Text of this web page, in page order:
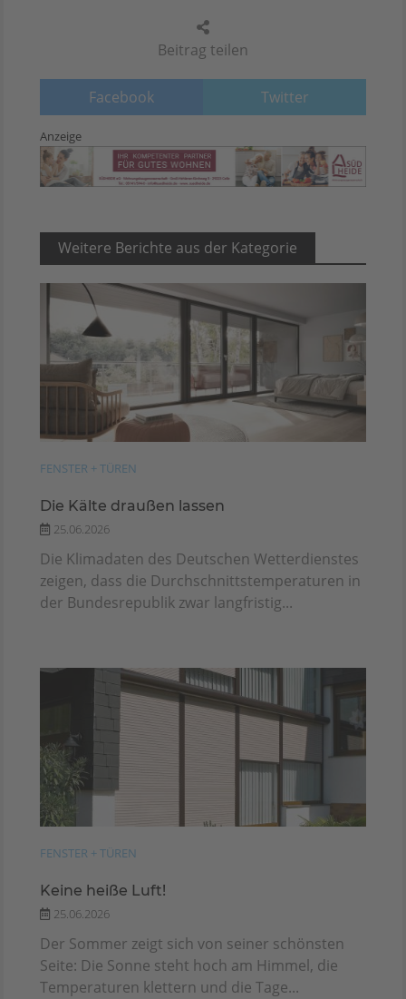
Beitrag teilen
Facebook Twitter
Anzeige
Weitere Berichte aus der Kategorie
FENSTER + TÜREN
Die Kälte draußen lassen
25.06.2026
Die Klimadaten des Deutschen Wetterdienstes
zeigen, dass die Durchschnittstemperaturen in
der Bundesrepublik zwar langfristig...
FENSTER + TÜREN
Keine heiße Luft!
25.06.2026
Der Sommer zeigt sich von seiner schönsten
Seite: Die Sonne steht hoch am Himmel, die
Temperaturen klettern und die Tage...